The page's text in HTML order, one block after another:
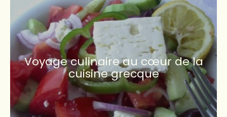
Voyage culinaire au cœur de la
cuisine grecque